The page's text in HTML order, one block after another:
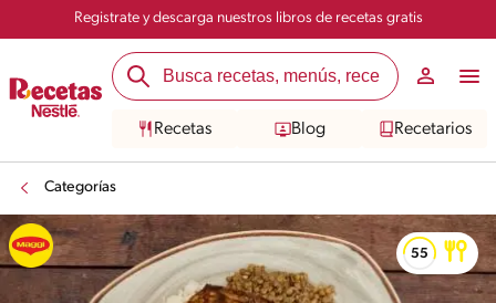
Registrate y descarga nuestros libros de recetas gratis
Recetas Blog Recetarios
Categorías